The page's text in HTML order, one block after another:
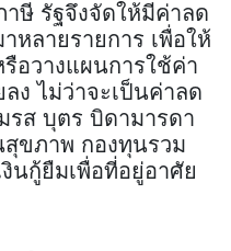
าษี รัฐจึงจัดให้มีค่าลด
หลายรายการ เพื่อให้
อวางแผนการใช้ค่า
ง ไม่ว่าจะเป็นค่าลด
รส บุตร บิดามารดา
สุขภาพ กองทุนรวม
นกู้ยืมเพื่อที่อยู่อาศัย